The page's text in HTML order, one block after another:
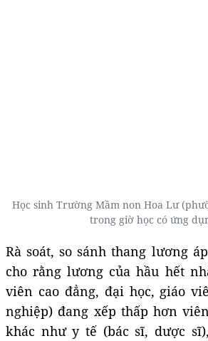
Học sinh Trường Mầm non Hoa Lư
trong giờ học có ứng
Rà soát, so sánh thang lương
cho rằng lương của hầu hết
viên cao đẳng, đại học, giáo
nghiệp) đang xếp thấp hơn
khác như y tế (bác sĩ, dược